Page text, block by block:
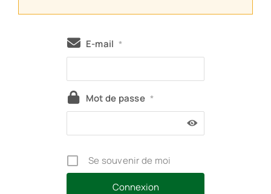
E-mail *
Mot de passe *
Se souvenir de moi